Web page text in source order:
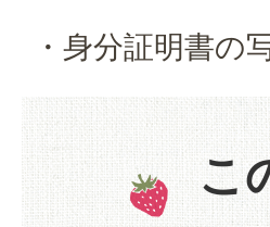
・身分証明書の
こ